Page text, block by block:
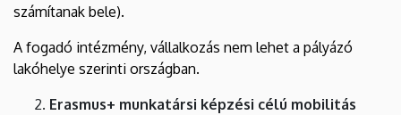
számítanak bele).
A fogadó intézmény, vállalkozás nem lehet a pályázó
lakóhelye szerinti országban.
Erasmus+ munkatársi képzési célú mobilitás